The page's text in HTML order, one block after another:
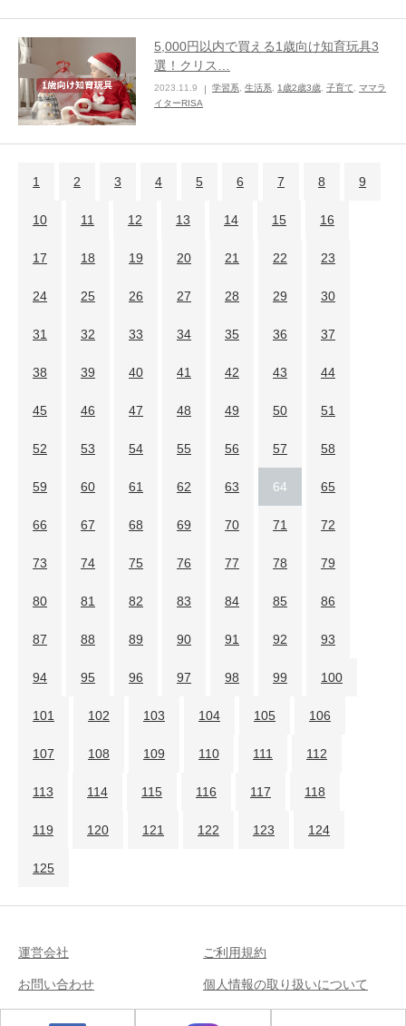
5,000円以内で買える1歳向け知育玩具3
選！クリス…
2023.11.9 学習系 生活系 1歳2歳3歳 子育て
ママラ
イターRISA
1 2 3 4 5 6 7 8 9
10 11 12 13 14 15 16
17 18 19 20 21 22 23
24 25 26 27 28 29 30
31 32 33 34 35 36 37
38 39 40 41 42 43 44
45 46 47 48 49 50 51
52 53 54 55 56 57 58
59 60 61 62 63 64 65
66 67 68 69 70 71 72
73 74 75 76 77 78 79
80 81 82 83 84 85 86
87 88 89 90 91 92 93
94 95 96 97 98 99 100
101 102 103 104 105 106
107 108 109 110 111 112
113 114 115 116 117 118
119 120 121 122 123 124
125
運営会社 ご利用規約
お問い合わせ 個人情報の取り扱いについて